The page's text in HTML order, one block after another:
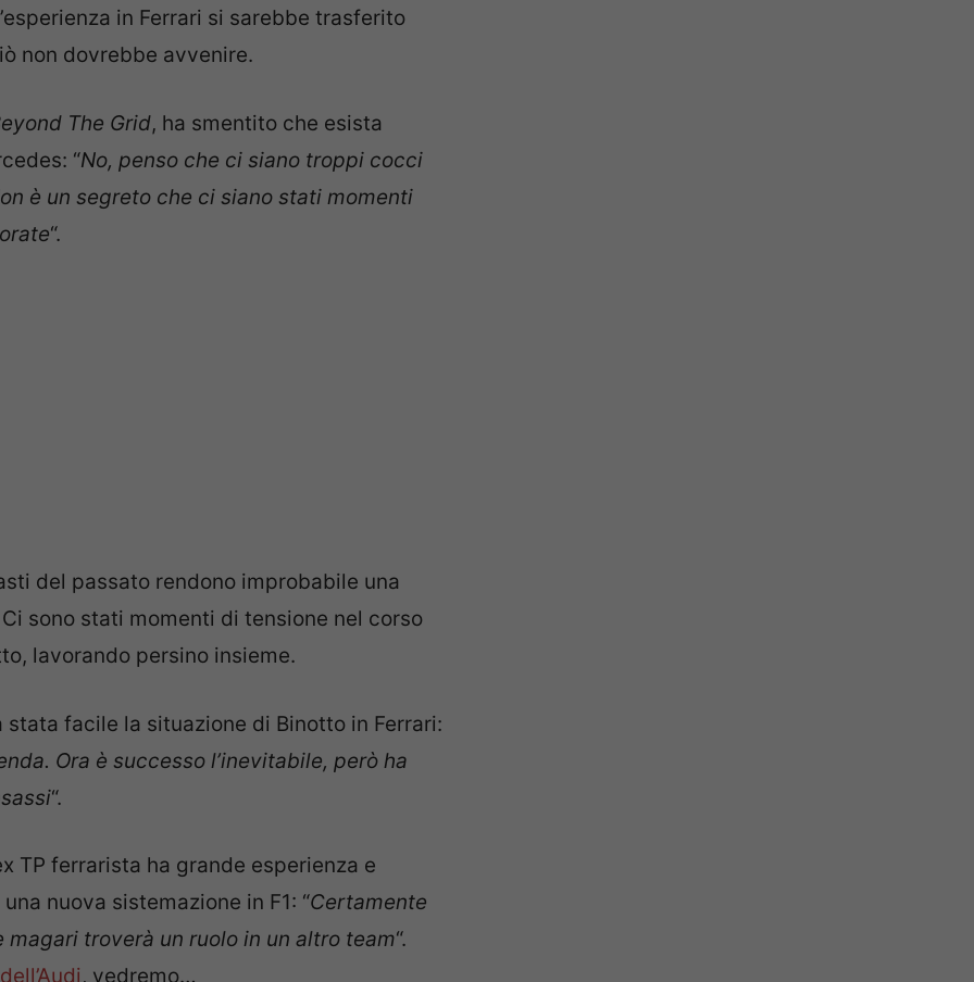
in Ferrari si sarebbe trasferito
non dovrebbe avvenire.
The Grid, ha smentito che esista
“No, penso che ci siano troppi cocci
è un segreto che ci siano stati momenti
“.
del passato rendono improbabile una
sono stati momenti di tensione nel corso
lavorando persino insieme.
facile la situazione di Binotto in Ferrari:
Ora è successo l’inevitabile, però ha
“.
TP ferrarista ha grande esperienza e
nuova sistemazione in F1: “Certamente
troverà un ruolo in un altro team“.
, vedremo…